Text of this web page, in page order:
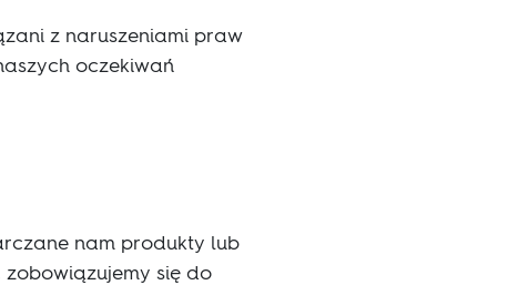
z naruszeniami praw
oczekiwań
nam produkty lub
zobowiązujemy się do